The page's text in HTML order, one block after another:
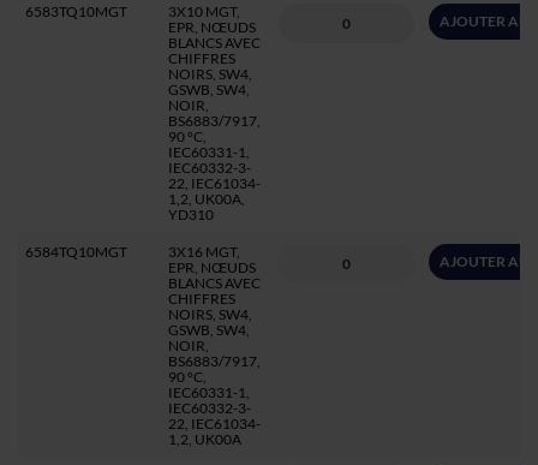
6583TQ10MGT
3X10 MGT,
EPR, NŒUDS
BLANCS AVEC
CHIFFRES
NOIRS, SW4,
GSWB, SW4,
NOIR,
BS6883/7917,
90 °C,
IEC60331-1,
IEC60332-3-
22, IEC61034-
1,2, UK00A,
YD310
AJOUTER AU
6584TQ10MGT
3X16 MGT,
EPR, NŒUDS
BLANCS AVEC
CHIFFRES
NOIRS, SW4,
GSWB, SW4,
NOIR,
BS6883/7917,
90 °C,
IEC60331-1,
IEC60332-3-
22, IEC61034-
1,2, UK00A
AJOUTER AU